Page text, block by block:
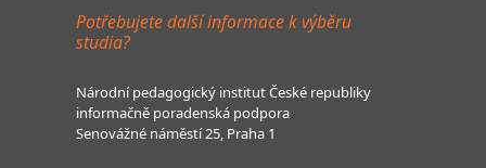
Potřebujete další informace k výběru
studia?
Národní pedagogický institut České republiky
informačně poradenská podpora
Senovážné náměstí 25, Praha 1